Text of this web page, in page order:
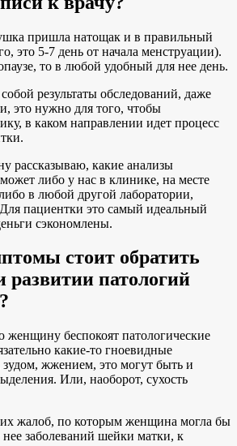
пришла натощак и в правильный
это 5-7 день от начала менструации).
то в любой удобный для нее день.
результаты обследований, даже
это нужно для того, чтобы
в каком направлении идет процесс
рассказываю, какие анализы
либо у нас в клинике, на месте
в любой другой лаборатории,
пациентки это самый идеальный
сэкономлены.
стоит обратить
развитии патологий
беспокоят патологические
какие-то гноевидные
зудом, жжением, это могут быть и
Или, наоборот, сухость
жалоб, по которым женщина могла бы
нее заболеваний шейки матки, к